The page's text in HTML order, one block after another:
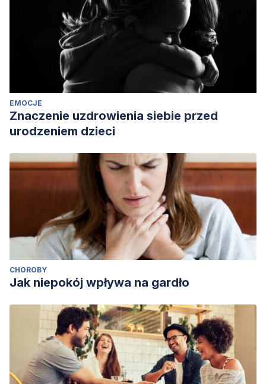
EMOCJE
Znaczenie uzdrowienia siebie przed
urodzeniem dzieci
CHOROBY
Jak niepokój wpływa na gardło